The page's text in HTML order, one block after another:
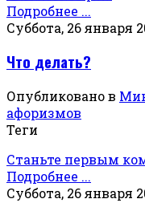
Подробнее ...
Суббота, 26 января
Что делать?
Опубликовано в
афоризмов
Теги
Станьте первым
Подробнее ...
Суббота, 26 января